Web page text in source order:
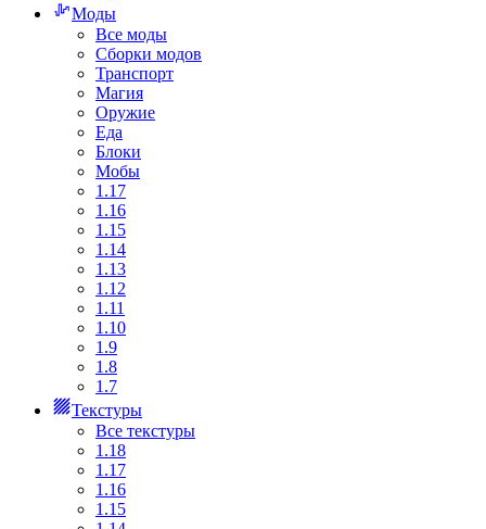
Моды
Все моды
Сборки модов
Транспорт
Магия
Оружие
Еда
Блоки
Мобы
1.17
1.16
1.15
1.14
1.13
1.12
1.11
1.10
1.9
1.8
1.7
Текстуры
Все текстуры
1.18
1.17
1.16
1.15